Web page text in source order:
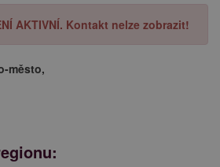
AKTIVNÍ. Kontakt nelze zobrazit!
město,